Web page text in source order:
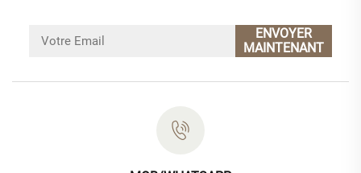
ENVOYER
MAINTENANT